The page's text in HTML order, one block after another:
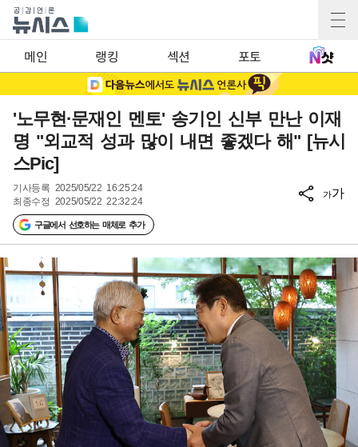
메인 랭킹 섹션 포토
'노무현·문재인 멘토' 송기인 신부 만난 이재
명 "외교적 성과 많이 내면 좋겠다 해" [뉴시
스Pic]
기사등록 2025/05/22 16:25:24
최종수정 2025/05/22 22:32:24
구글에서 선호하는 매체로 추가
가가